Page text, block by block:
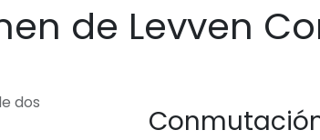
de Levven
dos